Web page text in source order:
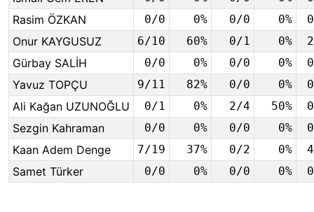
Rasim ÖZKAN 0/0 0% 0/0 0%
Onur KAYGUSUZ 6/10 60% 0/1 0%
Gürbay SALİH 0/0 0% 0/0 0%
Yavuz TOPÇU 9/11 82% 0/0 0%
Ali Kağan UZUNOĞLU 0/1 0% 2/4 50%
Sezgin Kahraman 0/0 0% 0/0 0%
Kaan Adem Denge 7/19 37% 0/2 0%
Samet Türker 0/0 0% 0/0 0%